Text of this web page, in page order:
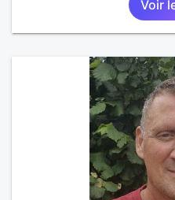
amoureuse et sérieuse.
Voir